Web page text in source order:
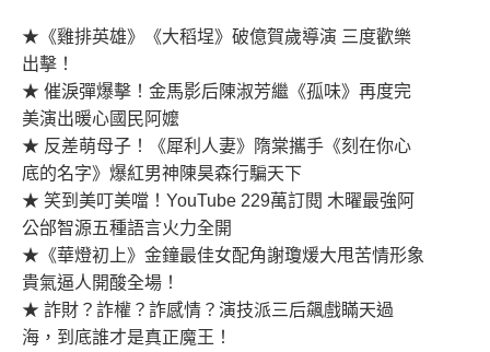
★《雞排英雄》《大稻埕》破億賀歲導演 三度歡樂
出擊！
★ 催淚彈爆擊！金馬影后陳淑芳繼《孤味》再度完
美演出暖心國民阿嬤
★ 反差萌母子！《犀利人妻》隋棠攜手《刻在你心
底的名字》爆紅男神陳昊森行騙天下
★ 笑到美叮美噹！YouTube 229萬訂閱 木曜最強阿
公邰智源五種語言火力全開
★《華燈初上》金鐘最佳女配角謝瓊煖大甩苦情形象
貴氣逼人開酸全場！
★ 詐財？詐權？詐感情？演技派三后飆戲瞞天過
海，到底誰才是真正魔王！